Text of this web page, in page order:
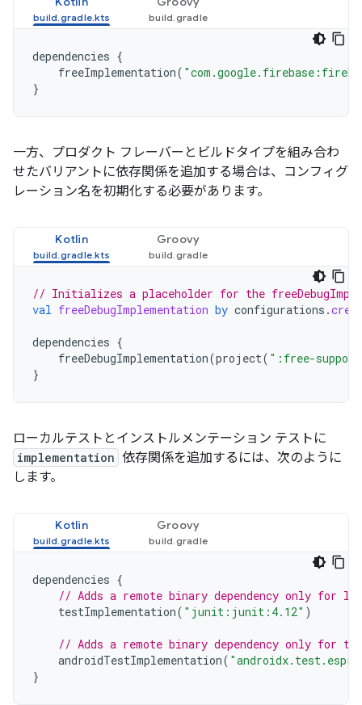
dependencies {
freeImplementation(
}
一方、プロダクト フレーバーとビルドタイプを組み合わ
せたバリアントに依存関係を追加する場合は、コンフィグ
レーション名を初期化する必要があります。
Kotlin Groovy
// Initializes a placeholder for the
val freeDebugImplementation by configurations .
dependencies {
freeDebugImplementation(project( ":free-
}
ローカルテストとインストルメンテーション テストに
implementation 依存関係を追加するには、次のように
します。
Kotlin Groovy
dependencies {
// Adds a remote binary dependency only for
testImplementation( "junit:junit:4.12" )
// Adds a remote binary dependency only for
androidTestImplementation(
}